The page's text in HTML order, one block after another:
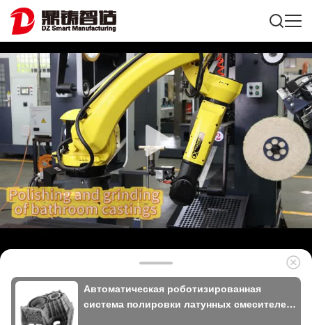
Автоматическая роботизированная
система полировки латунных смесителей